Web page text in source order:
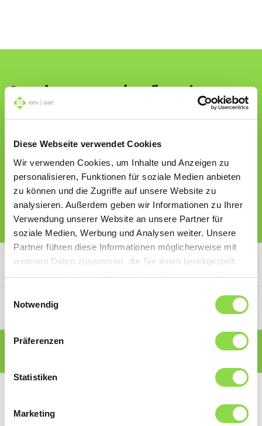
Diese Webseite verwendet Cookies
Wir verwenden Cookies, um Inhalte und Anzeigen zu
personalisieren, Funktionen für soziale Medien anbieten
zu können und die Zugriffe auf unsere Website zu
analysieren. Außerdem geben wir Informationen zu Ihrer
Verwendung unserer Website an unsere Partner für
soziale Medien, Werbung und Analysen weiter. Unsere
Partner führen diese Informationen möglicherweise mit
weiteren Daten zusammen, die Sie ihnen bereitgestellt
haben oder die sie im Rahmen Ihrer Nutzung der Dienste
Notwendig
Präferenzen
Statistiken
Marketing
Mobilità elettrica
Mobilità sostenibile grazie a automobili
elettriche
Consulenza personale nelle vostre
vicinanze.
o
Utilizzare la mia posizione
PORTALE PARTNER CONVENZIONATI